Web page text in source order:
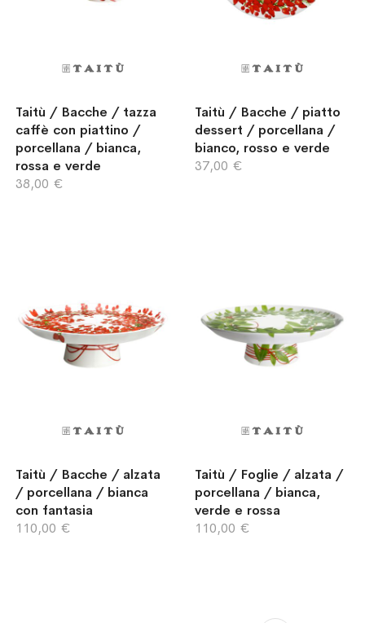
Taitù / Bacche / tazza
caffè con piattino /
porcellana / bianca,
rossa e verde
38,00 €
Taitù / Bacche / piatto
dessert / porcellana /
bianco, rosso e verde
37,00 €
Taitù / Bacche / alzata
/ porcellana / bianca
con fantasia
110,00 €
Taitù / Foglie / alzata /
porcellana / bianca,
verde e rossa
110,00 €